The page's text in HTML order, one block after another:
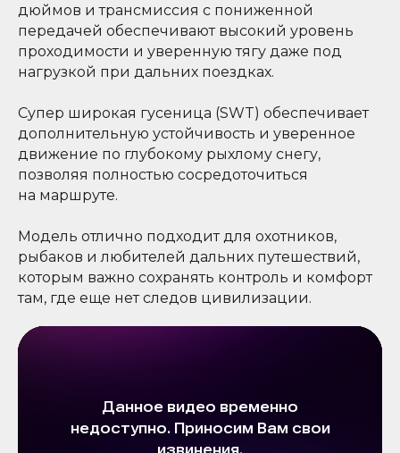
дюймов и трансмиссия с пониженной
передачей обеспечивают высокий уровень
проходимости и уверенную тягу даже под
нагрузкой при дальних поездках.
Супер широкая гусеница (SWT) обеспечивает
дополнительную устойчивость и уверенное
движение по глубокому рыхлому снегу,
позволяя полностью сосредоточиться
на маршруте.
Модель отлично подходит для охотников,
рыбаков и любителей дальних путешествий,
которым важно сохранять контроль и комфорт
там, где еще нет следов цивилизации.